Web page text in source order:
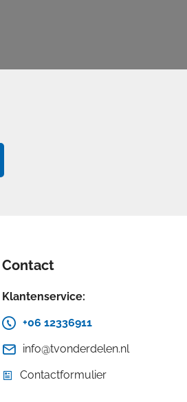
Contact
Klantenservice:
+06 12336911
info@tvonderdelen.nl
Contactformulier